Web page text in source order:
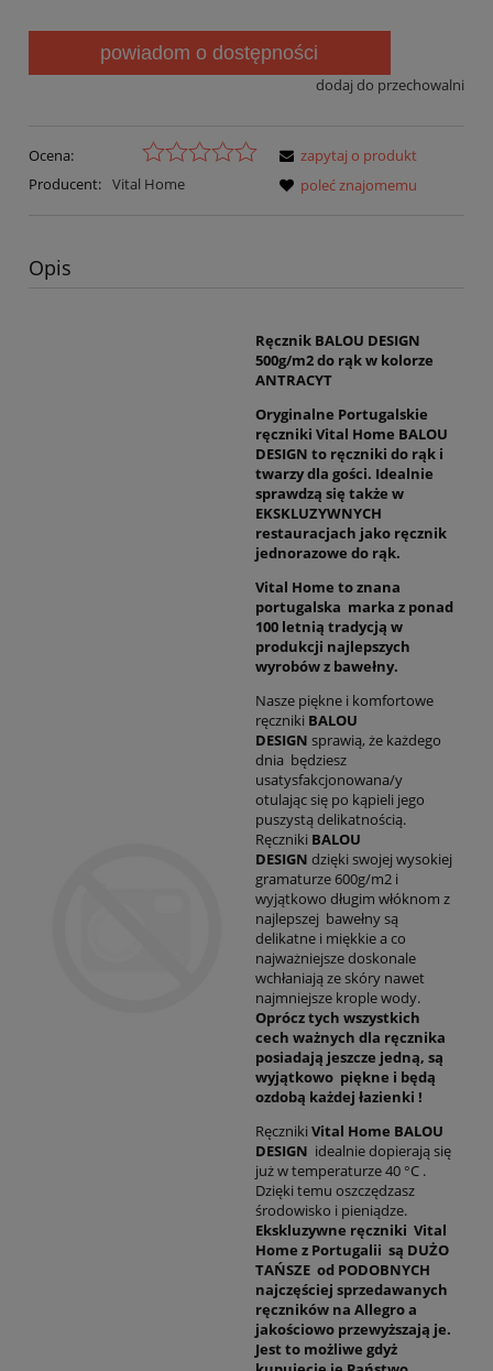
powiadom o dostępności
dodaj do przechowalni
Ocena:
Producent: Vital Home
zapytaj o produkt
poleć znajomemu
Opis
Ręcznik BALOU DESIGN
500g/m2 do rąk w kolorze
ANTRACYT
Oryginalne Portugalskie
ręczniki Vital Home BALOU
DESIGN to ręczniki do rąk i
twarzy dla gości. Idealnie
sprawdzą się także w
EKSKLUZYWNYCH
restauracjach jako ręcznik
jednorazowe do rąk.
Vital Home to znana
portugalska marka z ponad
100 letnią tradycją w
produkcji najlepszych
wyrobów z bawełny.
Nasze piękne i komfortowe
ręczniki BALOU
DESIGN sprawią, że każdego
dnia będziesz
usatysfakcjonowana/y
otulając się po kąpieli jego
puszystą delikatnością.
Ręczniki BALOU
DESIGN dzięki swojej wysokiej
gramaturze 600g/m2 i
wyjątkowo długim włóknom z
najlepszej bawełny są
delikatne i miękkie a co
najważniejsze doskonale
wchłaniają ze skóry nawet
najmniejsze krople wody.
Oprócz tych wszystkich
cech ważnych dla ręcznika
posiadają jeszcze jedną, są
wyjątkowo piękne i będą
ozdobą każdej łazienki !
Ręczniki Vital Home BALOU
DESIGN idealnie dopierają się
już w temperaturze 40 °C .
Dzięki temu oszczędzasz
środowisko i pieniądze.
Ekskluzywne ręczniki Vital
Home z Portugalii są DUŻO
TAŃSZE od PODOBNYCH
najczęściej sprzedawanych
ręczników na Allegro a
jakościowo przewyższają je.
Jest to możliwe gdyż